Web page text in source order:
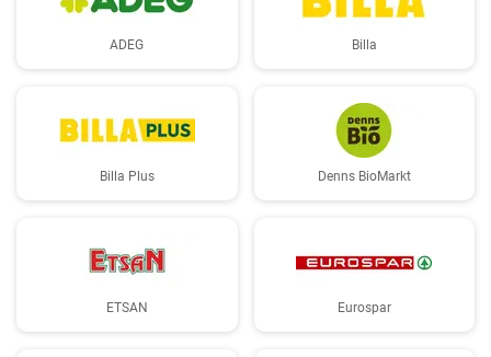
ADEG Billa
Billa Plus Denns BioMarkt
ETSAN Eurospar